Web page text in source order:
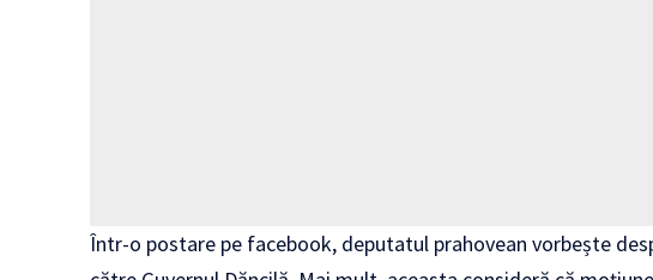
Într-o postare pe facebook, deputatul prahovean vorbește